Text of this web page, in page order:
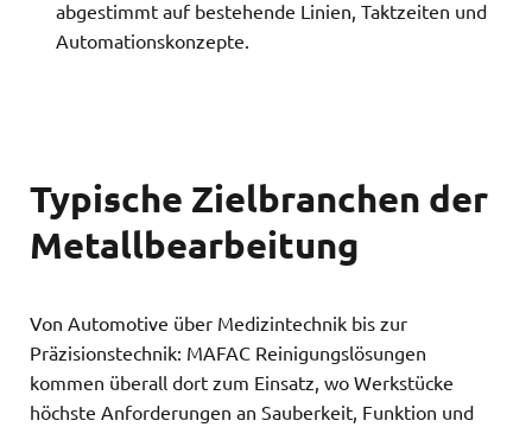
abgestimmt auf bestehende Linien, Taktzeiten und
Automationskonzepte.
Typische Zielbranchen der
Metallbearbeitung
Von Automotive über Medizintechnik bis zur
Präzisionstechnik: MAFAC Reinigungslösungen
kommen überall dort zum Einsatz, wo Werkstücke
höchste Anforderungen an Sauberkeit, Funktion und